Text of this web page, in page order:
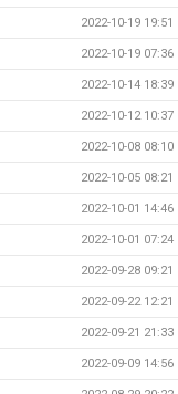
2022-10-19 19:51
2022-10-19 07:36
2022-10-14 18:39
2022-10-12 10:37
2022-10-08 08:10
2022-10-05 08:21
2022-10-01 14:46
2022-10-01 07:24
2022-09-28 09:21
2022-09-22 12:21
2022-09-21 21:33
2022-09-09 14:56